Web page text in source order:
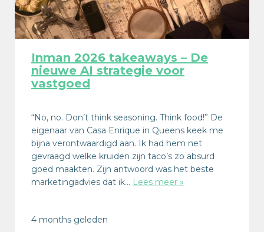
Inman 2026 takeaways – De
nieuwe AI strategie voor
vastgoed
“No, no. Don’t think seasoning. Think food!” De
eigenaar van Casa Enrique in Queens keek me
bijna verontwaardigd aan. Ik had hem net
gevraagd welke kruiden zijn taco’s zo absurd
goed maakten. Zijn antwoord was het beste
marketingadvies dat ik… Lees meer »
4 months geleden